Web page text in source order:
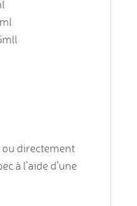
directement
à l’aide d’une